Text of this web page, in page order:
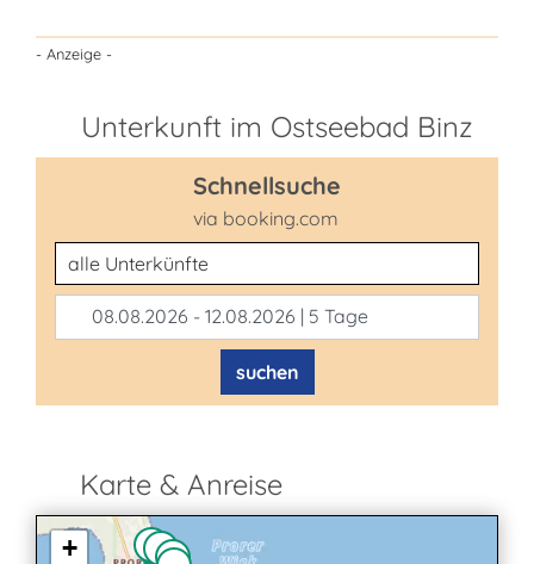
- Anzeige -
Unterkunft im Ostseebad Binz
Schnellsuche
via booking.com
Unterkunftsart
08.08.2026 - 12.08.2026 | 5 Tage
suchen
Karte & Anreise
+